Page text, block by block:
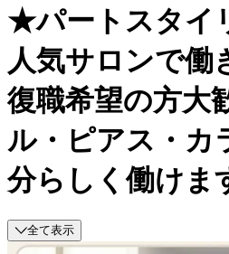
★パートスタイ
人気サロンで働
復職希望の方大
ル・ピアス・カ
分らしく働けま
全て表示